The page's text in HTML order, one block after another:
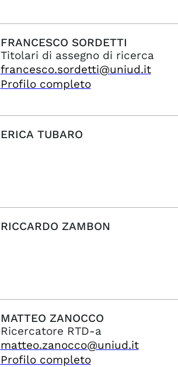
FRANCESCO SORDETTI
Titolari di assegno di ricerca
francesco.sordetti@uniud.it
Profilo completo
ERICA TUBARO
RICCARDO ZAMBON
MATTEO ZANOCCO
Ricercatore RTD-a
matteo.zanocco@uniud.it
Profilo completo